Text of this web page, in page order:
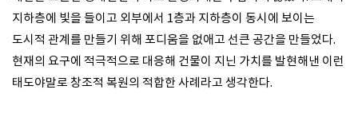
지하층에 빛을 들이고 외부에서 1층과 지하층이 동시에 보이는
도시적 관계를 만들기 위해 포디움을 없애고 선큰 공간을 만들었다.
현재의 요구에 적극적으로 대응해 건물이 지닌 가치를 발현해낸 이런
태도야말로 창조적 복원의 적합한 사례라고 생각한다.